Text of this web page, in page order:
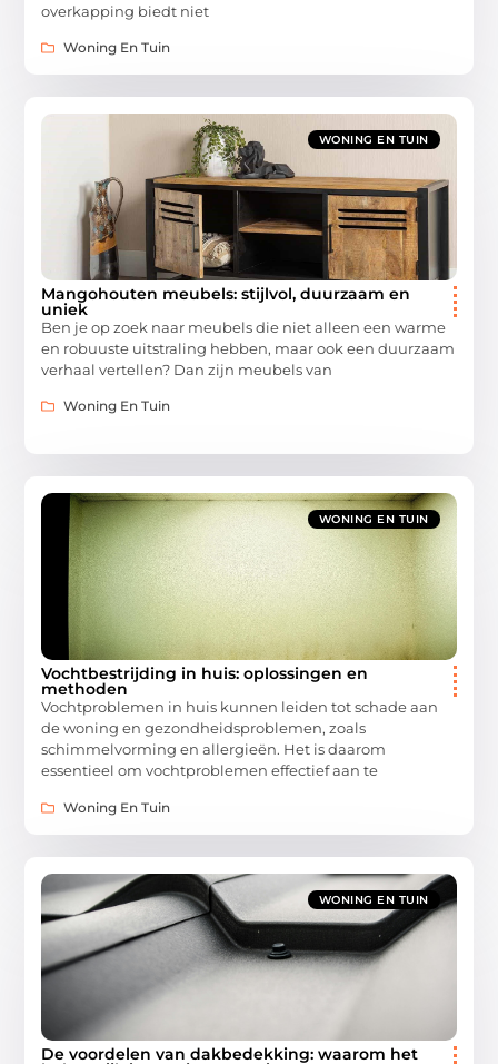
overkapping biedt niet
Woning En Tuin
WONING EN TUIN
Mangohouten meubels: stijlvol, duurzaam en
uniek
Ben je op zoek naar meubels die niet alleen een warme
en robuuste uitstraling hebben, maar ook een duurzaam
verhaal vertellen? Dan zijn meubels van
Woning En Tuin
WONING EN TUIN
Vochtbestrijding in huis: oplossingen en
methoden
Vochtproblemen in huis kunnen leiden tot schade aan
de woning en gezondheidsproblemen, zoals
schimmelvorming en allergieën. Het is daarom
essentieel om vochtproblemen effectief aan te
Woning En Tuin
WONING EN TUIN
De voordelen van dakbedekking: waarom het